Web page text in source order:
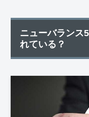
ニューバランス
れている？